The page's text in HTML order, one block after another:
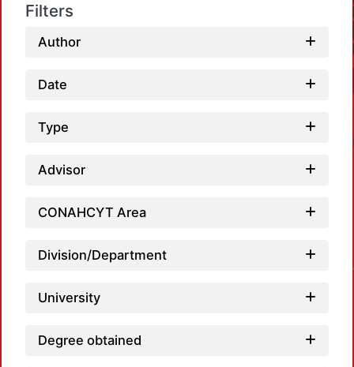
Filters
Author
Date
Type
Advisor
CONAHCYT Area
Division/Department
University
Degree obtained